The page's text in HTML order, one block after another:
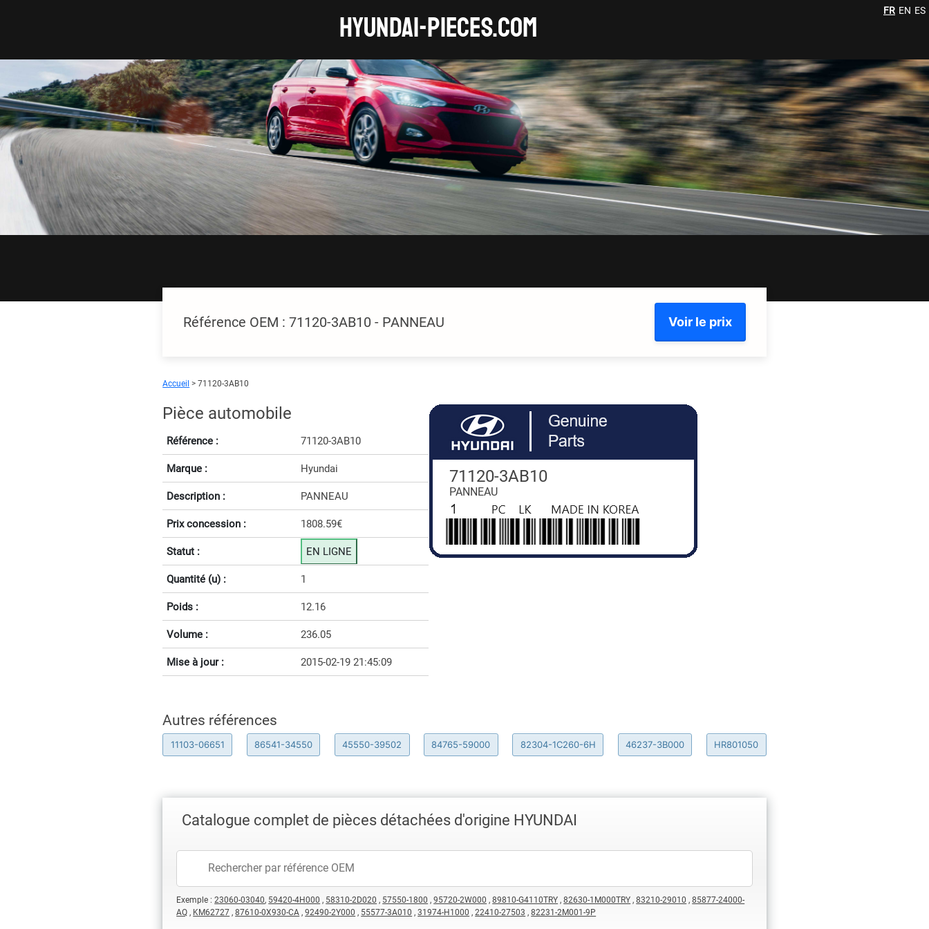
HYUNDAI-pieces.com FR EN ES
Référence OEM : 71120-3AB10 - PANNEAU Voir le prix
Accueil > 71120-3AB10
Pièce automobile
Référence : 71120-3AB10
Marque : Hyundai
Description : PANNEAU
Prix concession : 1808.59€
Statut : EN LIGNE
Quantité (u) : 1
Poids : 12.16
Volume : 236.05
Mise à jour : 2015-02-19 21:45:09
71120-3AB10
PANNEAU
Autres références
11103-06651 86541-34550 45550-39502 84765-59000 82304-1C260-6H 46237-3B000 HR801050
Catalogue complet de pièces détachées d'origine HYUNDAI
Exemple :23060-03040, 59420-4H000 , 58310-2D020 , 57550-1800 ,95720-2W000 ,89810-G4110TRY ,82630-1M000TRY ,83210-29010 ,85877-24000-
AQ , KM62727 ,87610-0X930-CA ,92490-2Y000 , 55577-3A010 ,31974-H1000 ,22410-27503 ,82231-2M001-9P